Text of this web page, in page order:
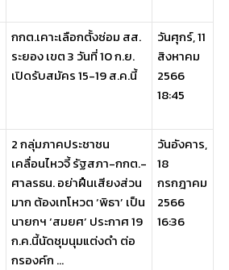
กกต.เคาะเลือกตั้งซ่อม สส.
ระยอง เขต 3 วันที่ 10 ก.ย.
เปิดรับสมัคร 15-19 ส.ค.นี้
วันศุกร์, 11
สิงหาคม
2566
18:45
2 กลุ่มภาคประชาชน
เคลื่อนไหวจี้ รัฐสภา-กกต.-
ศาลรธน. อย่าฝืนเสียงส่วน
มาก ต้องเทโหวต ‘พิธา’ เป็น
นายกฯ ‘สมยศ’ ประกาศ 19
ก.ค.นี้นัดชุมนุมแต่งดำ ต่อ
กรองค์ก ...
วันอังคาร,
18
กรกฎาคม
2566
16:36